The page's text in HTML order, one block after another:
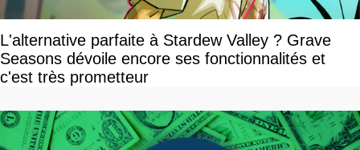
L'alternative parfaite à Stardew Valley ? Grave
Seasons dévoile encore ses fonctionnalités et
c'est très prometteur